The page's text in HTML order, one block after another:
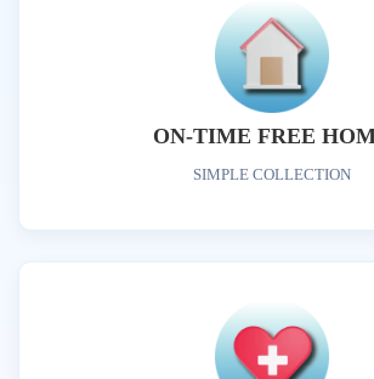
ON-TIME FREE
SIMPLE COLLECTION